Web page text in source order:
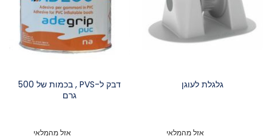
גלגלת לעוגן
אזל מהמלאי
דבק ל-PVS , בכמות של 500
גרם
אזל מהמלאי